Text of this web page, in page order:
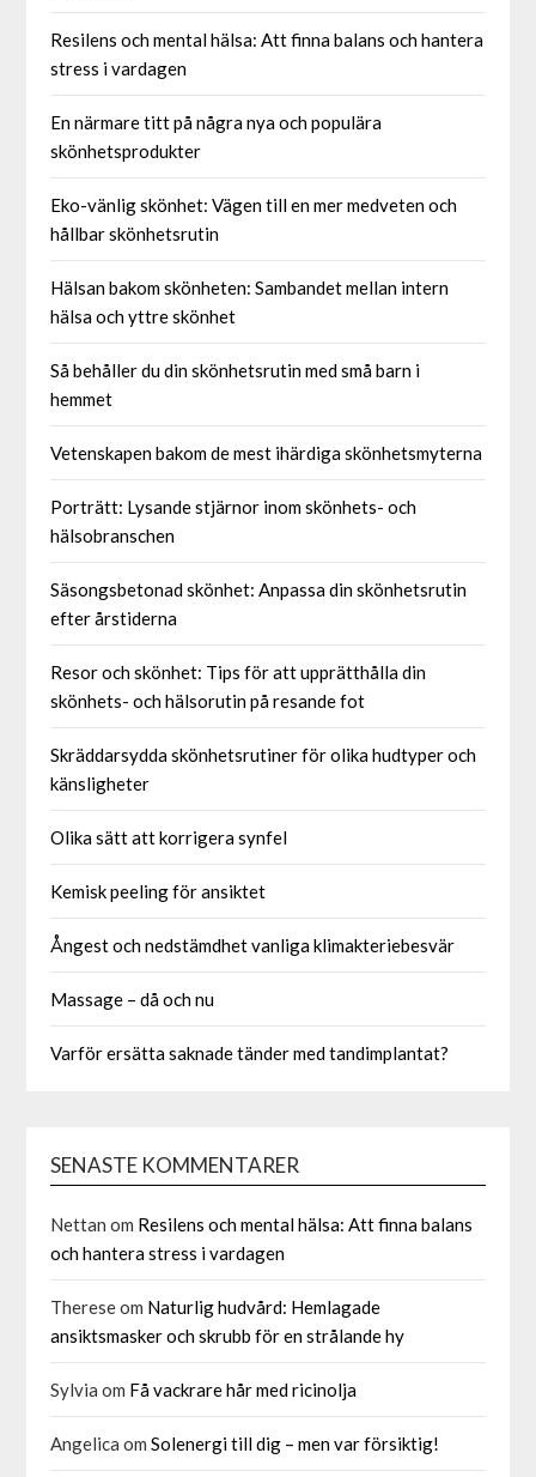
Resilens och mental hälsa: Att finna balans och hantera
stress i vardagen
En närmare titt på några nya och populära
skönhetsprodukter
Eko-vänlig skönhet: Vägen till en mer medveten och
hållbar skönhetsrutin
Hälsan bakom skönheten: Sambandet mellan intern
hälsa och yttre skönhet
Så behåller du din skönhetsrutin med små barn i
hemmet
Vetenskapen bakom de mest ihärdiga skönhetsmyterna
Porträtt: Lysande stjärnor inom skönhets- och
hälsobranschen
Säsongsbetonad skönhet: Anpassa din skönhetsrutin
efter årstiderna
Resor och skönhet: Tips för att upprätthålla din
skönhets- och hälsorutin på resande fot
Skräddarsydda skönhetsrutiner för olika hudtyper och
känsligheter
Olika sätt att korrigera synfel
Kemisk peeling för ansiktet
Ångest och nedstämdhet vanliga klimakteriebesvär
Massage – då och nu
Varför ersätta saknade tänder med tandimplantat?
SENASTE KOMMENTARER
Nettan om Resilens och mental hälsa: Att finna balans
och hantera stress i vardagen
Thereseom Naturlig hudvård: Hemlagade
ansiktsmasker och skrubb för en strålande hy
Sylvia om Få vackrare hår med ricinolja
Angelica omSolenergi till dig – men var försiktig!